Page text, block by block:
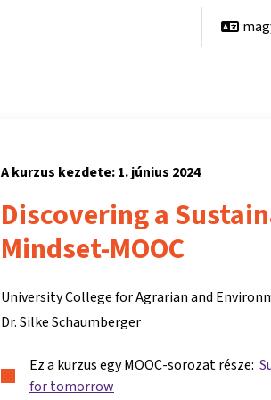
A kurzus kezdete: 1. június 2024
Discovering a
Mindset-MOOC
University College for Agrarian and
Dr. Silke Schaumberger
Ez a kurzus egy MOOC-sorozat része:
for tomorrow